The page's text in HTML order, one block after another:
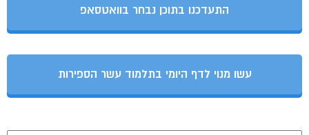
התעדכנו בתוכן נבחר בוואטסאפ
עשו מנוי לדף היומי בתלמוד עשר הספירות